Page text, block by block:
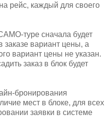
рейс, каждый для своего
туре сначала будет
заказе вариант цены, а
вариант цены не указан.
заказ в блок будет
бронирования
мест в блоке, для всех
заявки в системе